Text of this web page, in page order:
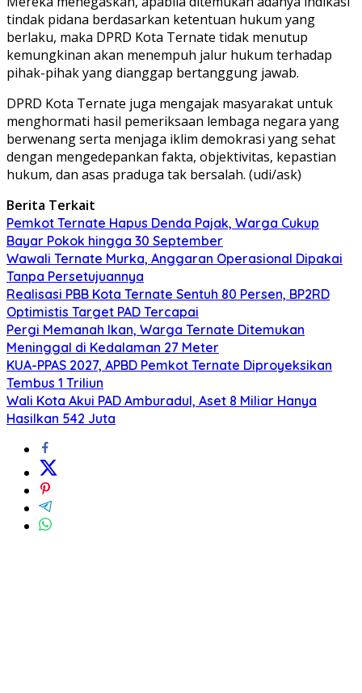
tindak pidana berdasarkan ketentuan hukum yang
berlaku, maka DPRD Kota Ternate tidak menutup
kemungkinan akan menempuh jalur hukum terhadap
pihak-pihak yang dianggap bertanggung jawab.
DPRD Kota Ternate juga mengajak masyarakat untuk
menghormati hasil pemeriksaan lembaga negara yang
berwenang serta menjaga iklim demokrasi yang sehat
dengan mengedepankan fakta, objektivitas, kepastian
hukum, dan asas praduga tak bersalah. (udi/ask)
Berita Terkait
Pemkot Ternate Hapus Denda Pajak, Warga Cukup
Bayar Pokok hingga 30 September
Wawali Ternate Murka, Anggaran Operasional Dipakai
Tanpa Persetujuannya
Realisasi PBB Kota Ternate Sentuh 80 Persen, BP2RD
Optimistis Target PAD Tercapai
Pergi Memanah Ikan, Warga Ternate Ditemukan
Meninggal di Kedalaman 27 Meter
KUA-PPAS 2027, APBD Pemkot Ternate Diproyeksikan
Tembus 1 Triliun
Wali Kota Akui PAD Amburadul, Aset 8 Miliar Hanya
Hasilkan 542 Juta